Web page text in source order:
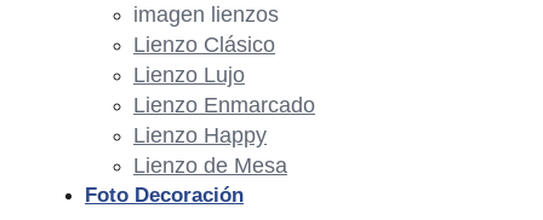
imagen lienzos
Lienzo Clásico
Lienzo Lujo
Lienzo Enmarcado
Lienzo Happy
Lienzo de Mesa
Foto Decoración